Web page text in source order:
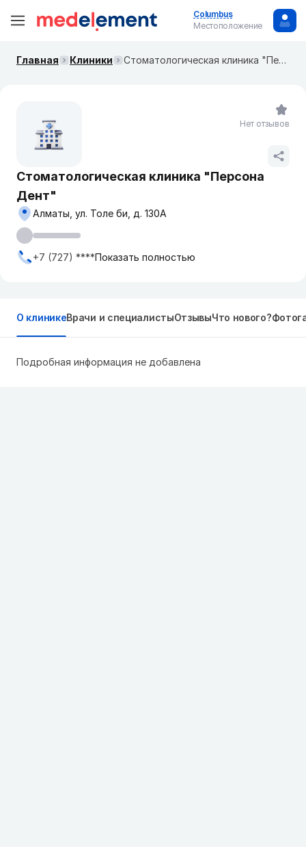
Columbus
Местоположение
Главная Клиники Стоматологическая клиника "Персона Дент"
Стоматологическая клиника "Персона
Дент"
Алматы, ​ул. Толе би, д. 130А
+7 (727) ****Показать полностью
Нет отзывов
О клиникеВрачи и специалистыОтзывыЧто нового?
Подробная информация не добавлена